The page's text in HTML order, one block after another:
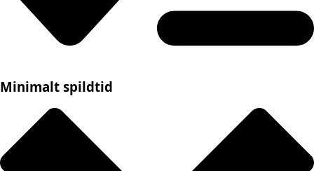
Minimalt spildtid